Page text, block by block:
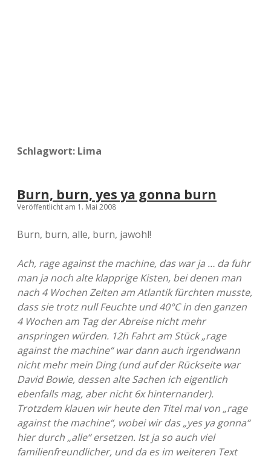
Schlagwort: Lima
Burn, burn, yes ya gonna burn
Veröffentlicht am 1. Mai 2008
Burn, burn, alle, burn, jawohl!
Ach, rage against the machine, das war ja … da fuhr
man ja noch alte klapprige Kisten, bei denen man
nach 4 Wochen Zelten am Atlantik fürchten musste,
dass sie trotz null Feuchte und 40°C in den ganzen
4 Wochen am Tag der Abreise nicht mehr
anspringen würden. 12h Fahrt am Stück „rage
against the machine“ war dann auch irgendwann
nicht mehr mein Ding (und auf der Rückseite war
David Bowie, dessen alte Sachen ich eigentlich
ebenfalls mag, aber nicht 6x hinternander).
Trotzdem klauen wir heute den Titel mal von „rage
against the machine“, wobei wir das „yes ya gonna“
hier durch „alle“ ersetzen. Ist ja so auch viel
familienfreundlicher, und da es im weiteren Text